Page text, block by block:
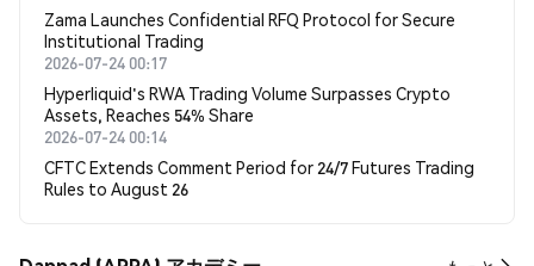
Zama Launches Confidential RFQ Protocol for Secure
Institutional Trading
2026-07-24 00:17
Hyperliquid's RWA Trading Volume Surpasses Crypto
Assets, Reaches 54% Share
2026-07-24 00:14
CFTC Extends Comment Period for 24/7 Futures Trading
Rules to August 26